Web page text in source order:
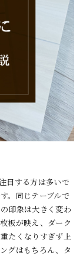
目する方は多いで
。同じテーブルで
印象は大きく変わ
板が映え、ダーク
たくなりすぎず上
グはもちろん、タ